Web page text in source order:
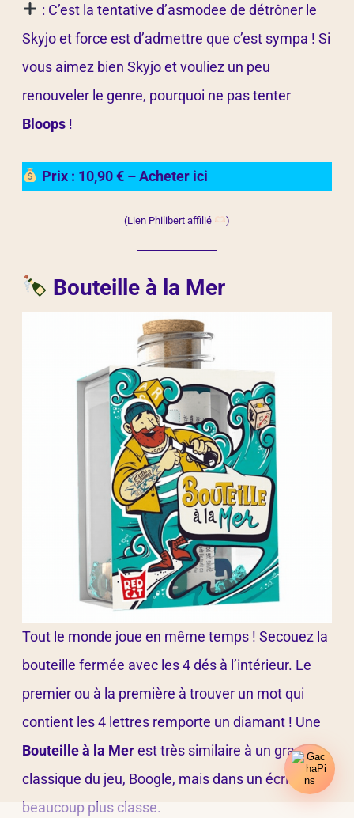
: C’est la tentative d’asmodee de détrôner le
Skyjo et force est d’admettre que c’est sympa ! Si
vous aimez bien Skyjo et vouliez un peu
renouveler le genre, pourquoi ne pas tenter
Bloops !
Prix : 10,90 € – Acheter ici
(Lien Philibert affilié )
Bouteille à la Mer
Tout le monde joue en même temps ! Secouez la
bouteille fermée avec les 4 dés à l’intérieur. Le
premier ou à la première à trouver un mot qui
contient les 4 lettres remporte un diamant ! Une
Bouteille à la Merest très similaire à un grand
classique du jeu, Boogle, mais dans un écrin
beaucoup plus classe.